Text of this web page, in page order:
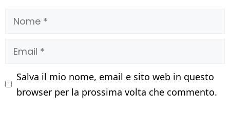
Nome
Email
Salva il mio nome, email e sito web in questo
browser per la prossima volta che commento.